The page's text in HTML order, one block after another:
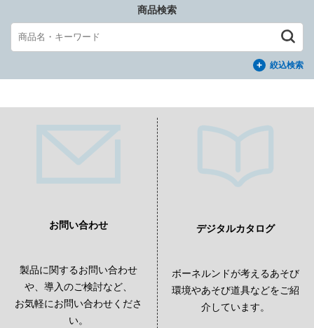
商品検索
絞込検索
お問い合わせ
製品に関するお問い合わせ
や、導入のご検討など、
お気軽にお問い合わせくださ
い。
デジタルカタログ
ボーネルンドが考えるあそび
環境やあそび道具などをご紹
介しています。